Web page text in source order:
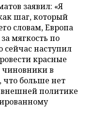
заявил: «Я
шаг, который
словам, Европа
мягкость по
наступил
красные
в
что больше нет
политике